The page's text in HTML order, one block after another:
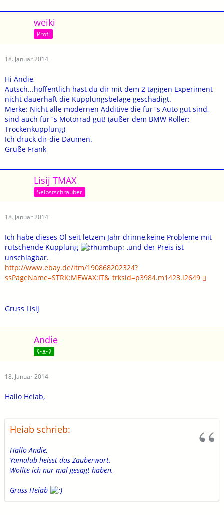
weiki
Profi
18. Januar 2014
Hi Andie,
Autsch...hoffentlich hast du dir mit dem 2 tägigen Experiment
nicht dauerhaft die Kupplungsbeläge geschädigt.
Merke: Nicht alle modernen Additive die für`s Auto gut sind,
sind auch für`s Motorrad gut! (außer dem BMW Roller:
Trockenkupplung)
Ich drück dir die Daumen.
Grüße Frank
Lisij TMAX
Selbstschrauber
18. Januar 2014
Ich habe dieses Öl seit letzem Jahr drinne,keine Probleme mit
rutschende Kupplung
,und der Preis ist
unschlagbar.
http://www.ebay.de/itm/190868202324?
ssPageName=STRK:MEWAX:IT&_trksid=p3984.m1423.l2649
Gruss Lisij
Andie
ʕ•ᴥ•ʔ
18. Januar 2014
Hallo Heiab,
Heiab schrieb:
Hallo Andie,
Yamalub heisst das Zauberwort.
Wollte ich nur mal gesagt haben.
Gruss Heiab